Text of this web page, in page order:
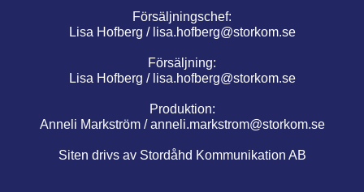
Försäljningschef:
Lisa Hofberg / lisa.hofberg@storkom.se
Försäljning:
Lisa Hofberg / lisa.hofberg@storkom.se
Produktion:
Anneli Markström /anneli.markstrom@storkom.se
Siten drivs av Stordåhd Kommunikation AB